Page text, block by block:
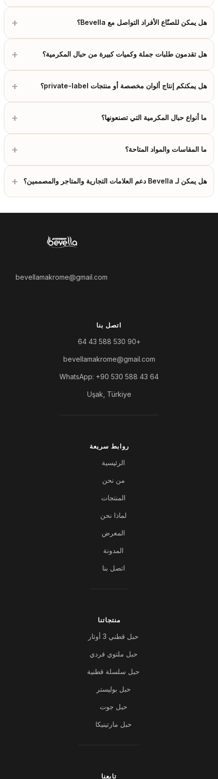
هل يمكن للصنّاع الأفراد التواصل مع Bevella؟ +
هل تقدمون طلبات جملة وكميات كبيرة من حبال المكرمية؟ +
هل يمكنكم إنتاج ألوان مخصصة أو منتجات private-label؟ +
ما أنواع حبال المكرمية التي تصنعونها؟ +
ما المقاسات والمواد المتاحة؟ +
هل يمكن لـ Bevella دعم العلامات التجارية والمتاجر والمصممين؟ +
bevellamakrome@gmail.com
اتصل بنا
+90 530 588 43 64
bevellamakrome@gmail.com
WhatsApp: +90 530 588 43 64
Uşak, Türkiye
روابط سريعة
الرئيسية
من نحن
المنتجات
لماذا نحن
المعرض
المدونة
اتصل بنا
منتجاتنا
حبل قطني 3 أوتار
حبل ملتوي فردي
حبل سلسلة قطنية
حبل بوليستر
حبل جوت
حبل مارتينيكا
تابعنا